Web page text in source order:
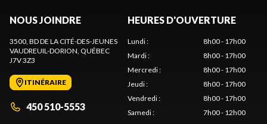
NOUS JOINDRE
3500, BD DE LA CITÉ-DES-JEUNES
VAUDREUIL-DORION, QUÉBEC
J7V 3Z3
ITINÉRAIRE
450 510-5553
HEURES D'OUVERTURE
Lundi:
8h00 - 17h00
Mardi:
8h00 - 17h00
Mercredi:
8h00 - 17h00
Jeudi:
8h00 - 17h00
Vendredi:
8h00 - 17h00
Samedi:
7h00 - 12h00